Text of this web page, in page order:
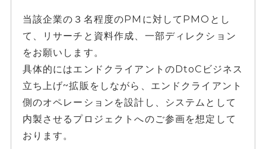
当該企業の３名程度のPMに対してPMOとし
て、リサーチと資料作成、一部ディレクション
をお願いします。
具体的にはエンドクライアントのDtoCビジネス
立ち上げ~拡販をしながら、エンドクライアント
側のオペレーションを設計し、システムとして
内製させるプロジェクトへのご参画を想定して
おります。